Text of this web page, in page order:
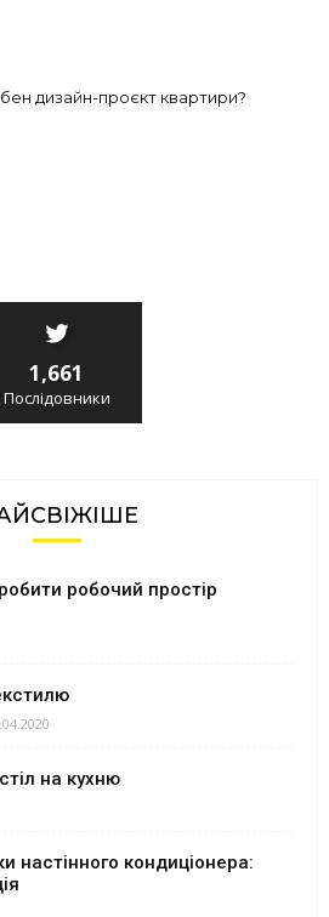
дизайн-проєкт квартири?
1,661
Послідовники
робочий простір
на кухню
настінного кондиціонера: